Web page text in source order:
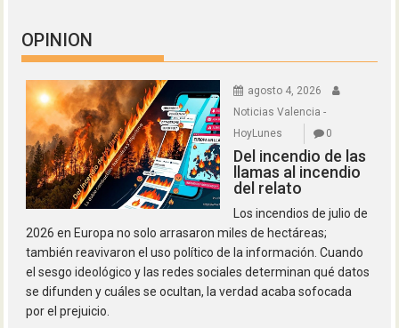
OPINION
agosto 4, 2026
Noticias Valencia -
HoyLunes
0
Del incendio de las
llamas al incendio
del relato
Los incendios de julio de
2026 en Europa no solo arrasaron miles de hectáreas;
también reavivaron el uso político de la información. Cuando
el sesgo ideológico y las redes sociales determinan qué datos
se difunden y cuáles se ocultan, la verdad acaba sofocada
por el prejuicio.